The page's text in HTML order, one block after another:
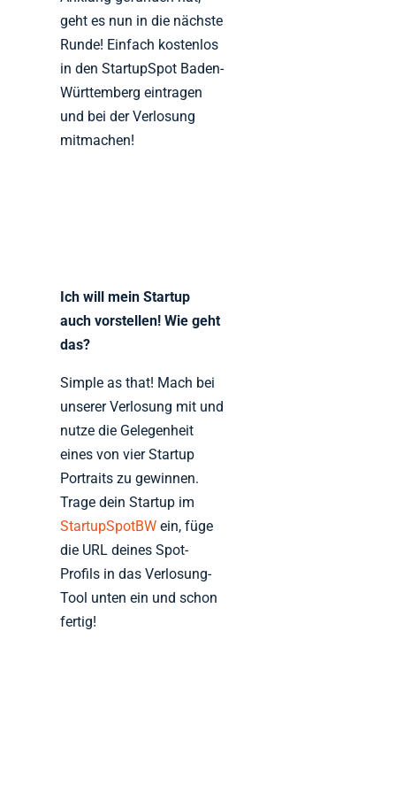
geht es nun in die nächste
Runde! Einfach kostenlos
in den StartupSpot Baden-
Württemberg eintragen
und bei der Verlosung
mitmachen!
Ich will mein Startup
auch vorstellen! Wie geht
das?
Simple as that! Mach bei
unserer Verlosung mit und
nutze die Gelegenheit
eines von vier Startup
Portraits zu gewinnen.
Trage dein Startup im
StartupSpotBW ein, füge
die URL deines Spot-
Profils in das Verlosung-
Tool unten ein und schon
fertig!